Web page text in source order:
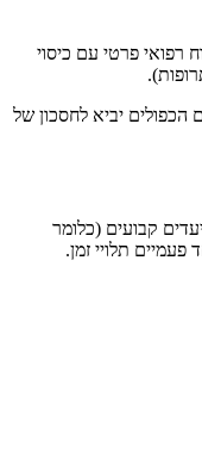
רפואי פרטי עם כיסוי
הכפולים יביא לחסכון של
קבועים (כלומר
תלויי זמן.